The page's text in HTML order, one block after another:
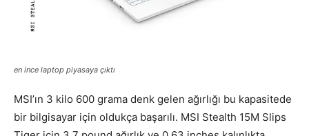
en ince laptop piyasaya çıktı
MSI’ın 3 kilo 600 grama denk gelen ağırlığı bu kapasitede
bir bilgisayar için oldukça başarılı. MSI Stealth 15M Slips